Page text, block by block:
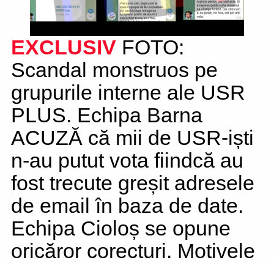
EXCLUSIV FOTO:
Scandal monstruos pe
grupurile interne ale USR
PLUS. Echipa Barna
ACUZĂ că mii de USR-iști
n-au putut vota fiindcă au
fost trecute greșit adresele
de email în baza de date.
Echipa Cioloș se opune
oricăror corecturi. Motivele